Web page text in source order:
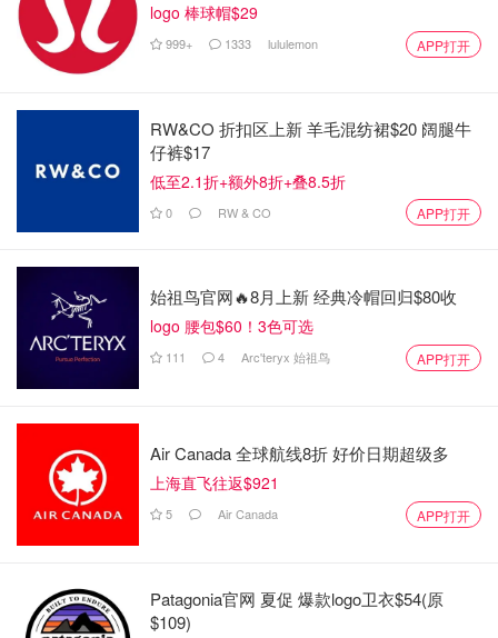
logo 棒球帽$29
999+ 1333 lululemon APP打开
RW&CO 折扣区上新 羊毛混纺裙$20 阔腿牛
仔裤$17
低至2.1折+额外8折+叠8.5折
0 RW & CO APP打开
始祖鸟官网🔥8月上新 经典冷帽回归$80收
logo 腰包$60！3色可选
111 4 Arc'teryx 始祖鸟 APP打开
Air Canada 全球航线8折 好价日期超级多
上海直飞往返$921
5 Air Canada APP打开
Patagonia官网 夏促 爆款logo卫衣$54(原
$109)